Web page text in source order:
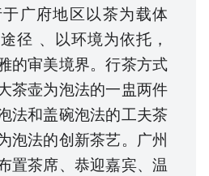
广府地区以茶为载体
径 、以环境为依托，
的审美境界。行茶方式
茶壶为泡法的一盅两件
法和盖碗泡法的工夫茶
泡法的创新茶艺。广州
置茶席、恭迎嘉宾、温